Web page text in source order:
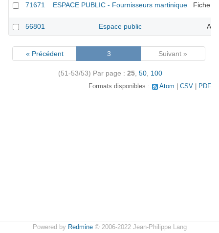
71671 ESPACE PUBLIC - Fournisseurs martinique Fiche
56801 Espace public
« Précédent 3 Suivant »
(51-53/53) Par page : 25 50 100
Formats disponibles : Atom CSV PDF
Powered by Redmine© 2006-2022 Jean-Philippe Lang